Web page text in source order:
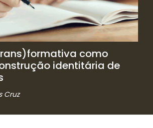
como
identitária de
Cruz